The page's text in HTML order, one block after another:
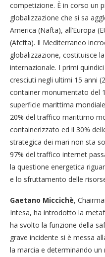
competizione. È in corso un
globalizzazione che si sa
America (Nafta), all’Europa
(Afcfta). Il Mediterraneo
globalizzazione, costituisce
internazionale. I primi
cresciuti negli ultimi 15 anni
container monumentato del
superficie marittima
20% del traffico marittimo
containerizzato ed il 30%
strategica dei mari non sta
97% del traffico internet
la questione energetica
e lo sfruttamento delle
Gaetano Miccichè,
Intesa, ha introdotto la
ha svolto la funzione della
grave incidente si è messa
la marcia e determinando